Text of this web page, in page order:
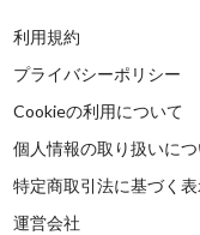
利用規約
プライバシーポリシー
Cookieの利用について
個人情報の取り扱いに
特定商取引法に基づく
運営会社